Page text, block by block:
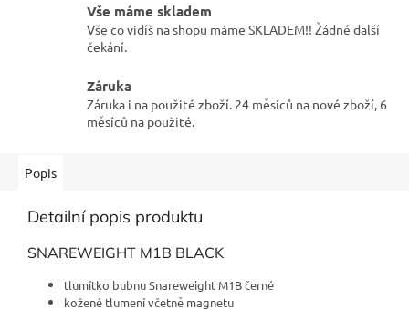
Vše máme skladem
Vše co vidíš na shopu máme SKLADEM!! Žádné další
čekání.
Záruka
Záruka i na použité zboží. 24 měsíců na nové zboží, 6
měsíců na použité.
Popis
Detailní popis produktu
SNAREWEIGHT M1B BLACK
tlumítko bubnu Snareweight M1B černé
kožené tlumení včetně magnetu